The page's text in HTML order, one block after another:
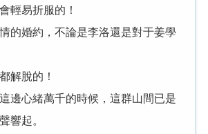
易折服的！
婚約，不論是李洛還是對于姜學
脫的！
心緒萬千的時候，這群山間已是
響起。